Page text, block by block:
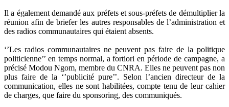
Il a également demandé aux préfets et sous-préfets de démultiplier la
réunion afin de briefer les autres responsables de l’administration et
des radios communautaires qui étaient absents.
‘’Les radios communautaires ne peuvent pas faire de la politique
politicienne’’ en temps normal, a fortiori en période de campagne, a
précisé Modou Ngom, membre du CNRA. Elles ne peuvent pas non
plus faire de la ‘’publicité pure’’. Selon l’ancien directeur de la
communication, elles ne sont habilitées, compte tenu de leur cahier
de charges, que faire du sponsoring, des communiqués.